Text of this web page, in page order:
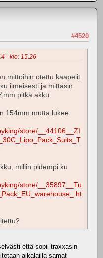
#4520
- klo: 15.26
mittoihin otettu kaapelit
ilmeisesti ja mittasin
pitkä akku.
154mm mutta lukee
store/__44106__ZI
millin pidempi ku
store/__35897__Tu
että sopii traxxasin
aikalailla samat